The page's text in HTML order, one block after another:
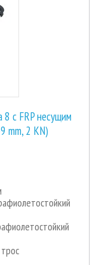
8 с FRP несущим
mm, 2 KN)